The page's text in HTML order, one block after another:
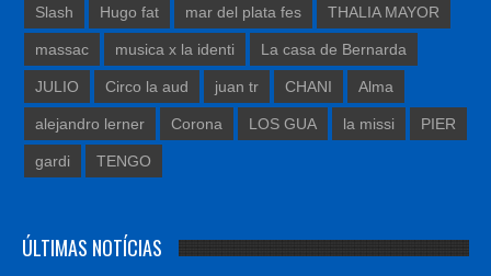
Slash Hugo fat mar del plata fes THALIA MAYOR
massac musica x la identi La casa de Bernarda
JULIO Circo la aud juan tr CHANI Alma
alejandro lerner Corona LOS GUA la missi PIER
gardi TENGO
ÚLTIMAS NOTÍCIAS